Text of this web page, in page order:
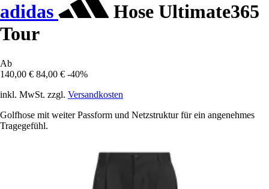
adidas
Hose Ultimate365
Tour
Ab
140,00 € 84,00 € -40%
inkl. MwSt. zzgl. Versandkosten
Golfhose mit weiter Passform und Netzstruktur für ein angenehmes
Tragegefühl.